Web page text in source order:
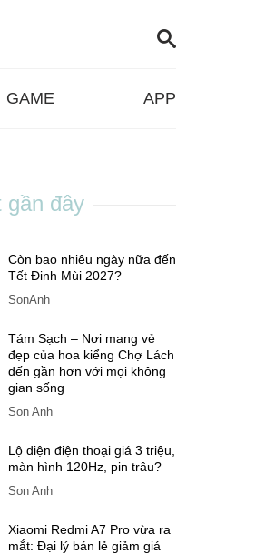
GAME APP
gần đây
Còn bao nhiêu ngày nữa đến
Tết Đinh Mùi 2027?
SonAnh
Tám Sạch – Nơi mang vẻ
đẹp của hoa kiểng Chợ Lách
đến gần hơn với mọi không
gian sống
Son Anh
Lộ diện điện thoại giá 3 triệu,
màn hình 120Hz, pin trâu?
Son Anh
Xiaomi Redmi A7 Pro vừa ra
mắt: Đại lý bán lẻ giảm giá